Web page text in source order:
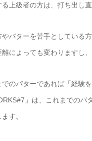
上級者の方は、打ち出し
パターを苦手としている
によっても変わりますし
のパターであれば「経験
」は、これまでの
す。